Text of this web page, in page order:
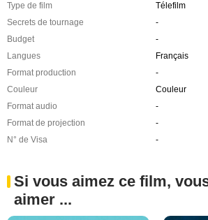
Type de film
Télefilm
Secrets de tournage
-
Budget
-
Langues
Français
Format production
-
Couleur
Couleur
Format audio
-
Format de projection
-
N° de Visa
-
Si vous aimez ce film,
aimer ...